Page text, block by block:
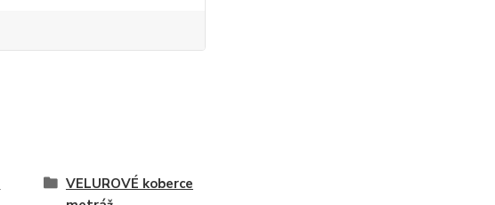
VELUROVÉ koberce